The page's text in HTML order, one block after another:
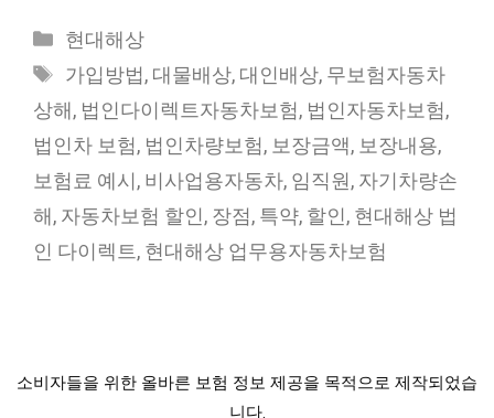
카
테
리
현대해상
태
그
가입방법, 대물배상, 대인배상, 무보험자동차
상해, 법인다이렉트자동차보험, 법인자동차보험,
법인차 보험, 법인차량보험, 보장금액, 보장내용,
보험료 예시, 비사업용자동차, 임직원, 자기차량손
해, 자동차보험 할인, 장점, 특약, 할인, 현대해상 법
인 다이렉트, 현대해상 업무용자동차보험
소비자들을 위한 올바른 보험 정보 제공을 목적으로 제작되었습
니다.